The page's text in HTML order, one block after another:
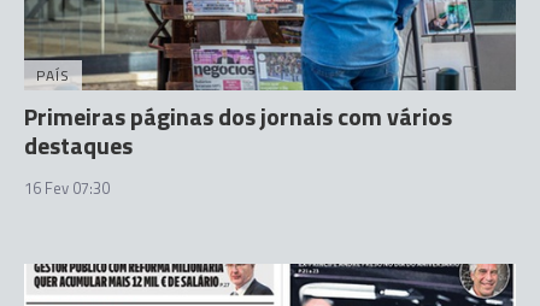
PAÍS
Primeiras páginas dos jornais com vários
destaques
16 Fev 07:30